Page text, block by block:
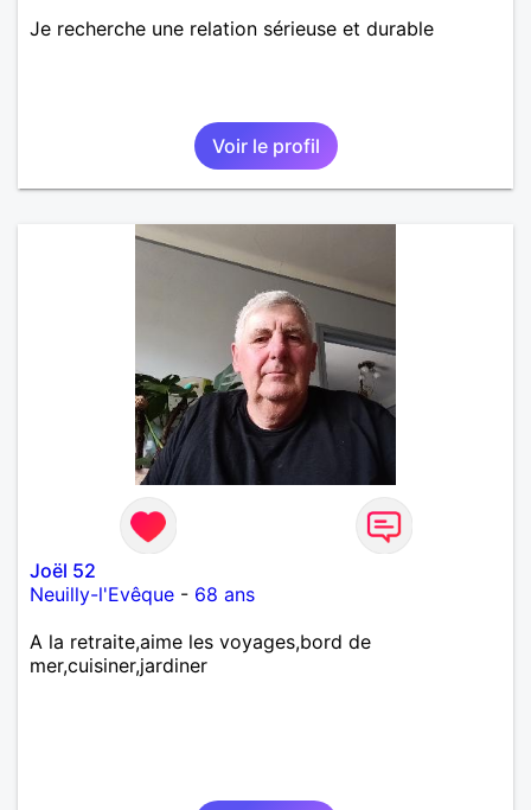
Je recherche une relation sérieuse et durable
Voir le profil
Joël 52
Neuilly-l'Evêque - 68 ans
A la retraite,aime les voyages,bord de
mer,cuisiner,jardiner